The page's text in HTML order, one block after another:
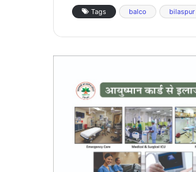
Tags balco bilaspur